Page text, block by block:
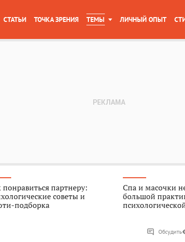
СТАТЬИ ТОЧКА ЗРЕНИЯ ТЕМЫ ЛИЧНЫЙ ОПЫТ
понравиться партнеру:
советы и
подборка
Спа и масочки
большой
Обсудить